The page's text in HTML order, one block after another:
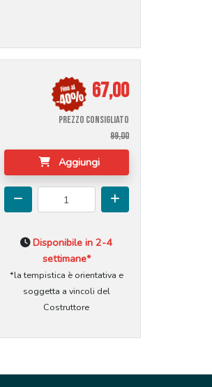
67,00
PREZZO CONSIGLIATO
99,00
Aggiungi
Disponibile in 2-4
settimane*
*la tempistica è orientativa e
soggetta a vincoli del
Costruttore